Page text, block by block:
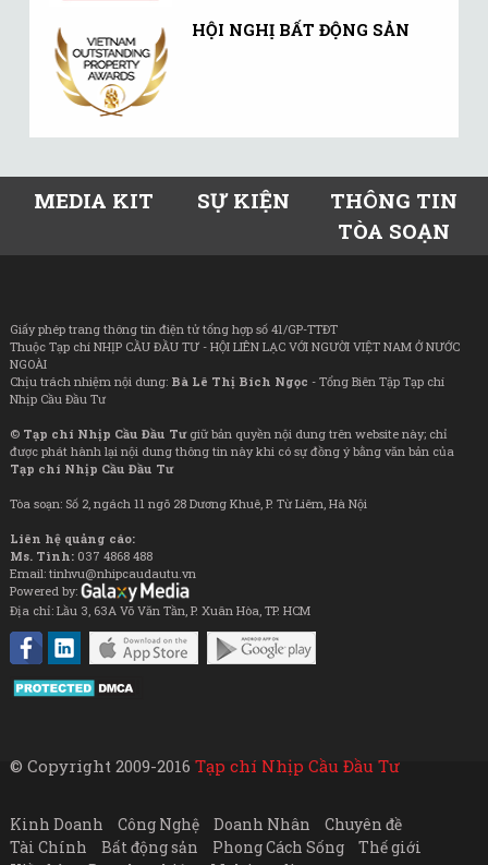
HỘI NGHỊ BẤT ĐỘNG SẢN
MEDIA KIT SỰ KIỆN
THÔNG TIN
TÒA SOẠN
Giấy phép trang thông tin điện tử tổng hợp số 41/GP-TTĐT
Thuộc Tạp chí NHỊP CẦU ĐẦU TƯ - HỘI LIÊN LẠC VỚI NGƯỜI VIỆT NAM Ở NƯỚC
NGOÀI
Chịu trách nhiệm nội dung: Bà Lê Thị Bích Ngọc - Tổng Biên Tập Tạp chí
Nhịp Cầu Đầu Tư
© Tạp chí Nhịp Cầu Đầu Tưgiữ bản quyền nội dung trên website này; chỉ
được phát hành lại nội dung thông tin này khi có sự đồng ý bằng văn bản của
Tạp chí Nhịp Cầu Đầu Tư
Tòa soạn: Số 2, ngách 11 ngõ 28 Dương Khuê, P. Từ Liêm, Hà Nội
Liên hệ quảng cáo:
Ms. Tình: 037 4868 488
Email: tinhvu@nhipcaudautu.vn
Powered by:
Địa chỉ: Lầu 3, 63A Võ Văn Tần, P. Xuân Hòa, TP. HCM
© Copyright 2009-2016 Tạp chí Nhịp Cầu Đầu Tư
Kinh Doanh Công Nghệ Doanh Nhân
Chuyên đề
Tài Chính
Bất động sản Phong Cách Sống
Thế giới